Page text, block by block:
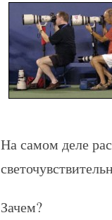
На самом деле
Зачем?